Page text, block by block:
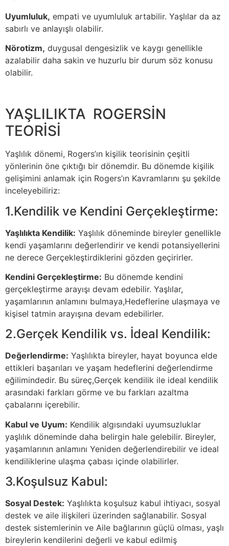
Uyumluluk, empati ve uyumluluk artabilir. Yaşlılar da az
sabırlı ve anlayışlı olabilir.
Nörotizm, duygusal dengesizlik ve kaygı genellikle
azalabilir daha sakin ve huzurlu bir durum söz konusu
olabilir.
YAŞLILIKTA ROGERSİN
TEORİSİ
Yaşlılık dönemi, Rogers’ın kişilik teorisinin çeşitli
yönlerinin öne çıktığı bir dönemdir. Bu dönemde kişilik
gelişimini anlamak için Rogers’ın Kavramlarını şu şekilde
inceleyebiliriz:
1.Kendilik ve Kendini Gerçekleştirme:
Yaşlılıkta Kendilik: Yaşlılık döneminde bireyler genellikle
kendi yaşamlarını değerlendirir ve kendi potansiyellerini
ne derece Gerçekleştirdiklerini gözden geçirirler.
Kendini Gerçekleştirme: Bu dönemde kendini
gerçekleştirme arayışı devam edebilir. Yaşlılar,
yaşamlarının anlamını bulmaya,Hedeflerine ulaşmaya ve
kişisel tatmin arayışına devam edebilirler.
2.Gerçek Kendilik vs. İdeal Kendilik:
Değerlendirme: Yaşlılıkta bireyler, hayat boyunca elde
ettikleri başarıları ve yaşam hedeflerini değerlendirme
eğilimindedir. Bu süreç,Gerçek kendilik ile ideal kendilik
arasındaki farkları görme ve bu farkları azaltma
çabalarını içerebilir.
Kabul ve Uyum: Kendilik algısındaki uyumsuzluklar
yaşlılık döneminde daha belirgin hale gelebilir. Bireyler,
yaşamlarının anlamını Yeniden değerlendirebilir ve ideal
kendiliklerine ulaşma çabası içinde olabilirler.
3.Koşulsuz Kabul:
Sosyal Destek: Yaşlılıkta koşulsuz kabul ihtiyacı, sosyal
destek ve aile ilişkileri üzerinden sağlanabilir. Sosyal
destek sistemlerinin ve Aile bağlarının güçlü olması, yaşlı
bireylerin kendilerini değerli ve kabul edilmiş